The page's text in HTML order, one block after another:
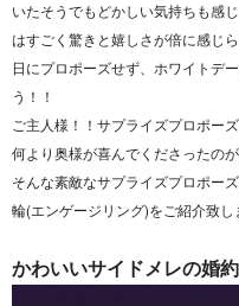
いたそうでもどかしい気持ちも感
はすごく驚きと嬉しさが倍に感じ
日にプロポーズせず、ホワイトデ
う！！
ご主人様！！サプライズプロポー
何より奥様が喜んでくださったの
そんな素敵なサプライズプロポー
輪(エンゲージリング)をご紹介致し
かわいいサイドメレの婚約